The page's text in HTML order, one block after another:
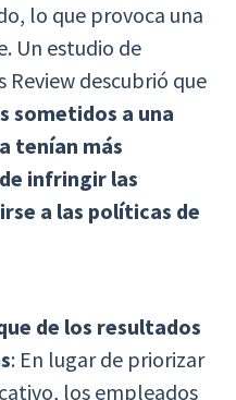
lo que provoca una
Un estudio de
Review descubrió que
sometidos a una
tenían más
infringir las
a las políticas de
de los resultados
: En lugar de priorizar
los empleados